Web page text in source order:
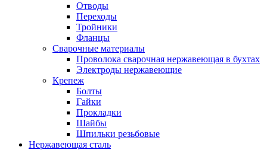
Отводы
Переходы
Тройники
Фланцы
Сварочные материалы
Проволока сварочная нержавеющая в бухтах
Электроды нержавеющие
Крепеж
Болты
Гайки
Прокладки
Шайбы
Шпильки резьбовые
Нержавеющая сталь